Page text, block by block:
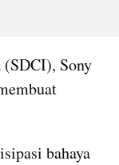
Sony
bahaya